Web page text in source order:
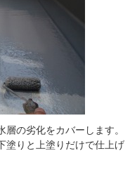
の劣化をカバーします。
塗りと上塗りだけで仕上げ